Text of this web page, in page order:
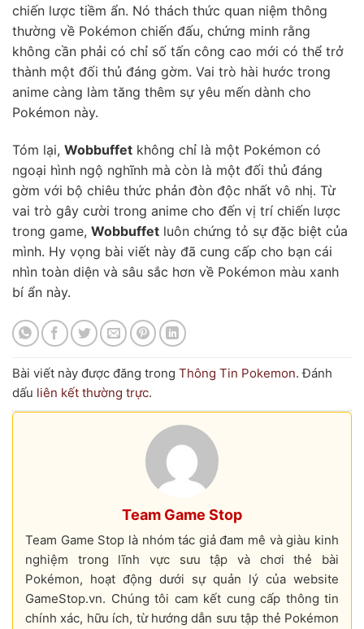
chiến lược tiềm ẩn. Nó thách thức quan niệm thông
thường về Pokémon chiến đấu, chứng minh rằng
không cần phải có chỉ số tấn công cao mới có thể trở
thành một đối thủ đáng gờm. Vai trò hài hước trong
anime càng làm tăng thêm sự yêu mến dành cho
Pokémon này.
Tóm lại, Wobbuffet không chỉ là một Pokémon có
ngoại hình ngộ nghĩnh mà còn là một đối thủ đáng
gờm với bộ chiêu thức phản đòn độc nhất vô nhị. Từ
vai trò gây cười trong anime cho đến vị trí chiến lược
trong game, Wobbuffet luôn chứng tỏ sự đặc biệt của
mình. Hy vọng bài viết này đã cung cấp cho bạn cái
nhìn toàn diện và sâu sắc hơn về Pokémon màu xanh
bí ẩn này.
Bài viết này được đăng trong Thông Tin Pokemon. Đánh
dấu liên kết thường trực.
Team Game Stop
Team Game Stop là nhóm tác giả đam mê và giàu kinh
nghiệm trong lĩnh vực sưu tập và chơi thẻ bài
Pokémon, hoạt động dưới sự quản lý của website
GameStop.vn. Chúng tôi cam kết cung cấp thông tin
chính xác, hữu ích, từ hướng dẫn sưu tập thẻ Pokémon